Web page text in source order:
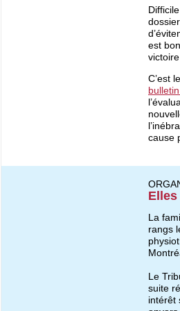
est
C’est
cause
La
rangs
Le
suite
intérêt